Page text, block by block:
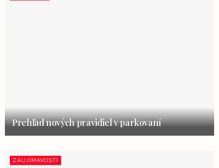
Prehľad nových pravidiel v parkovaní
ZAUJÍMAVOSTI